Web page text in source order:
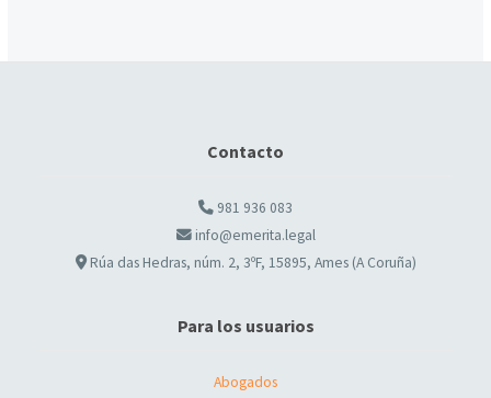
Contacto
981 936 083
info@emerita.legal
Rúa das Hedras, núm. 2, 3ºF, 15895, Ames (A Coruña)
Para los usuarios
Abogados